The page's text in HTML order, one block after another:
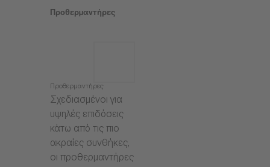
Προθερμαντήρες
Προθερμαντήρες
Σχεδιασμένοι για
υψηλές επιδόσεις
κάτω από τις πιο
ακραίες συνθήκες,
οι προθερμαντήρες